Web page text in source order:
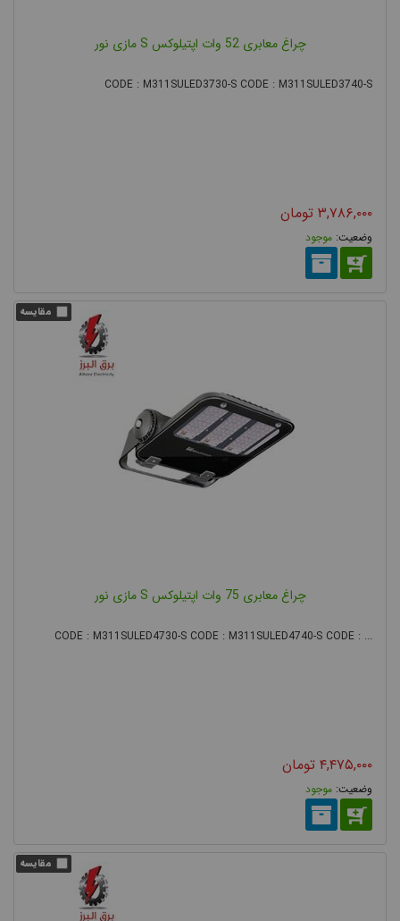
چراغ معابری 52 وات اپتیلوکس S مازی نور
CODE : M311SULED3730-S CODE : M311SULED3740-S
۳,۷۸۶,۰۰۰ تومان
موجود
چراغ معابری 75 وات اپتیلوکس S مازی نور
CODE : M311SULED4730-S CODE : M311SULED4740-S CODE : ...
۴,۴۷۵,۰۰۰ تومان
موجود